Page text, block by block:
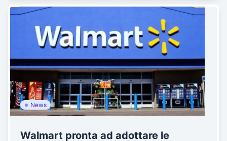
News
Walmart pronta ad adottare le